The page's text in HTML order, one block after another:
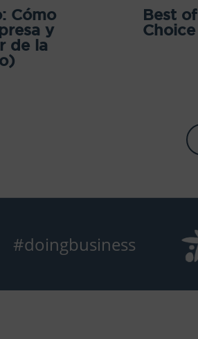
Cómo
y
de la
Best
#doingbusiness